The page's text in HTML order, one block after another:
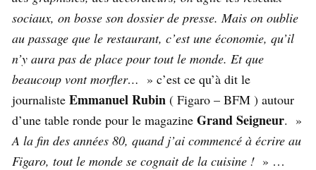
sociaux, on bosse son dossier de presse. Mais on oublie
au passage que le restaurant, c’est une économie, qu’il
n’y aura pas de place pour tout le monde. Et que
beaucoup vont morfler… » c’est ce qu’à dit le
journaliste Emmanuel Rubin ( Figaro – BFM ) autour
d’une table ronde pour le magazine Grand Seigneur. »
A la fin des années 80, quand j’ai commencé à écrire au
Figaro, tout le monde se cognait de la cuisine ! » …